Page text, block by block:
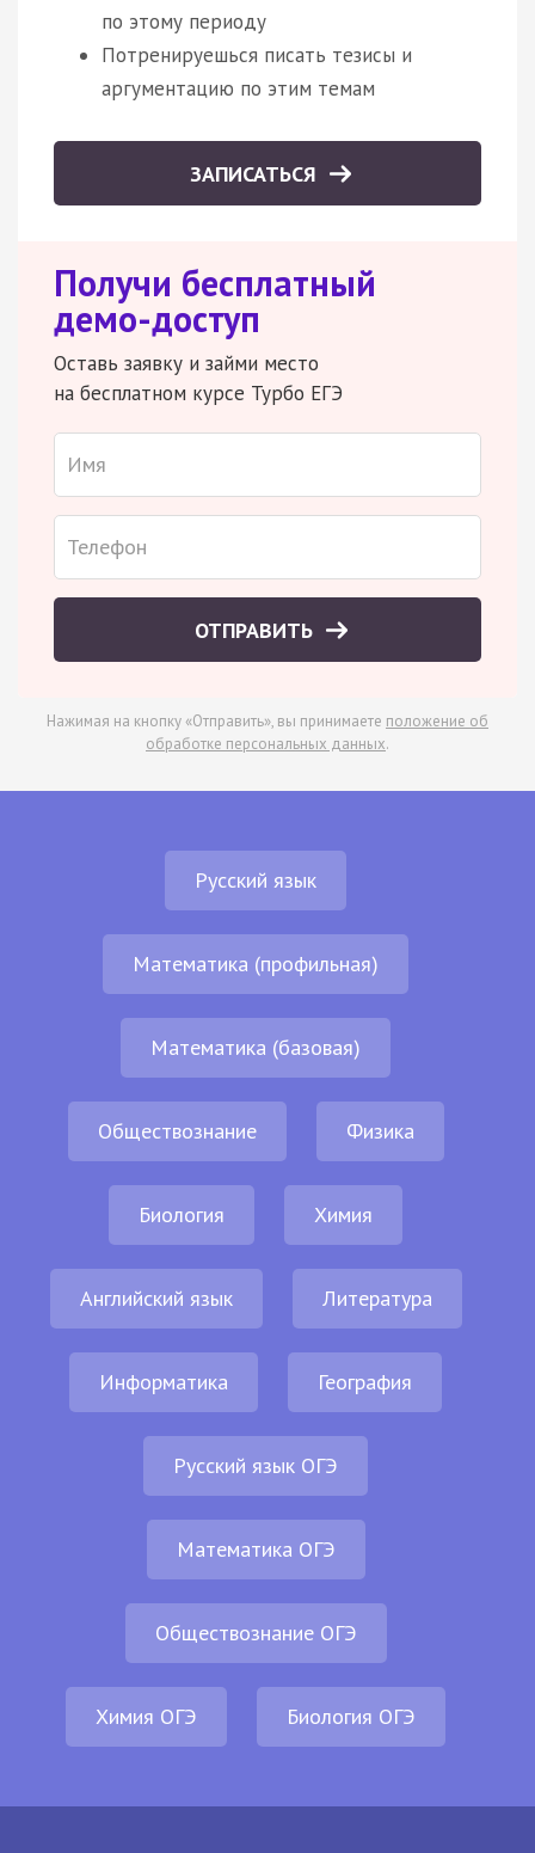
по этому периоду
Потренируешься писать тезисы и
аргументацию по этим темам
ЗАПИСАТЬСЯ
Получи бесплатный
демо-доступ
Оставь заявку и займи место
на бесплатном курсе Турбо ЕГЭ
ОТПРАВИТЬ
Нажимая на кнопку «Отправить», вы принимаете положение об
обработке персональных данных.
Русский язык
Математика (профильная)
Математика (базовая)
Обществознание Физика
Биология Химия
Английский язык Литература
Информатика География
Русский язык ОГЭ
Математика ОГЭ
Обществознание ОГЭ
Химия ОГЭ Биология ОГЭ